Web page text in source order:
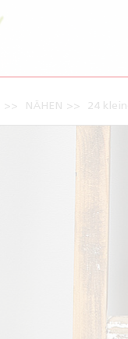
NÄHEN 24